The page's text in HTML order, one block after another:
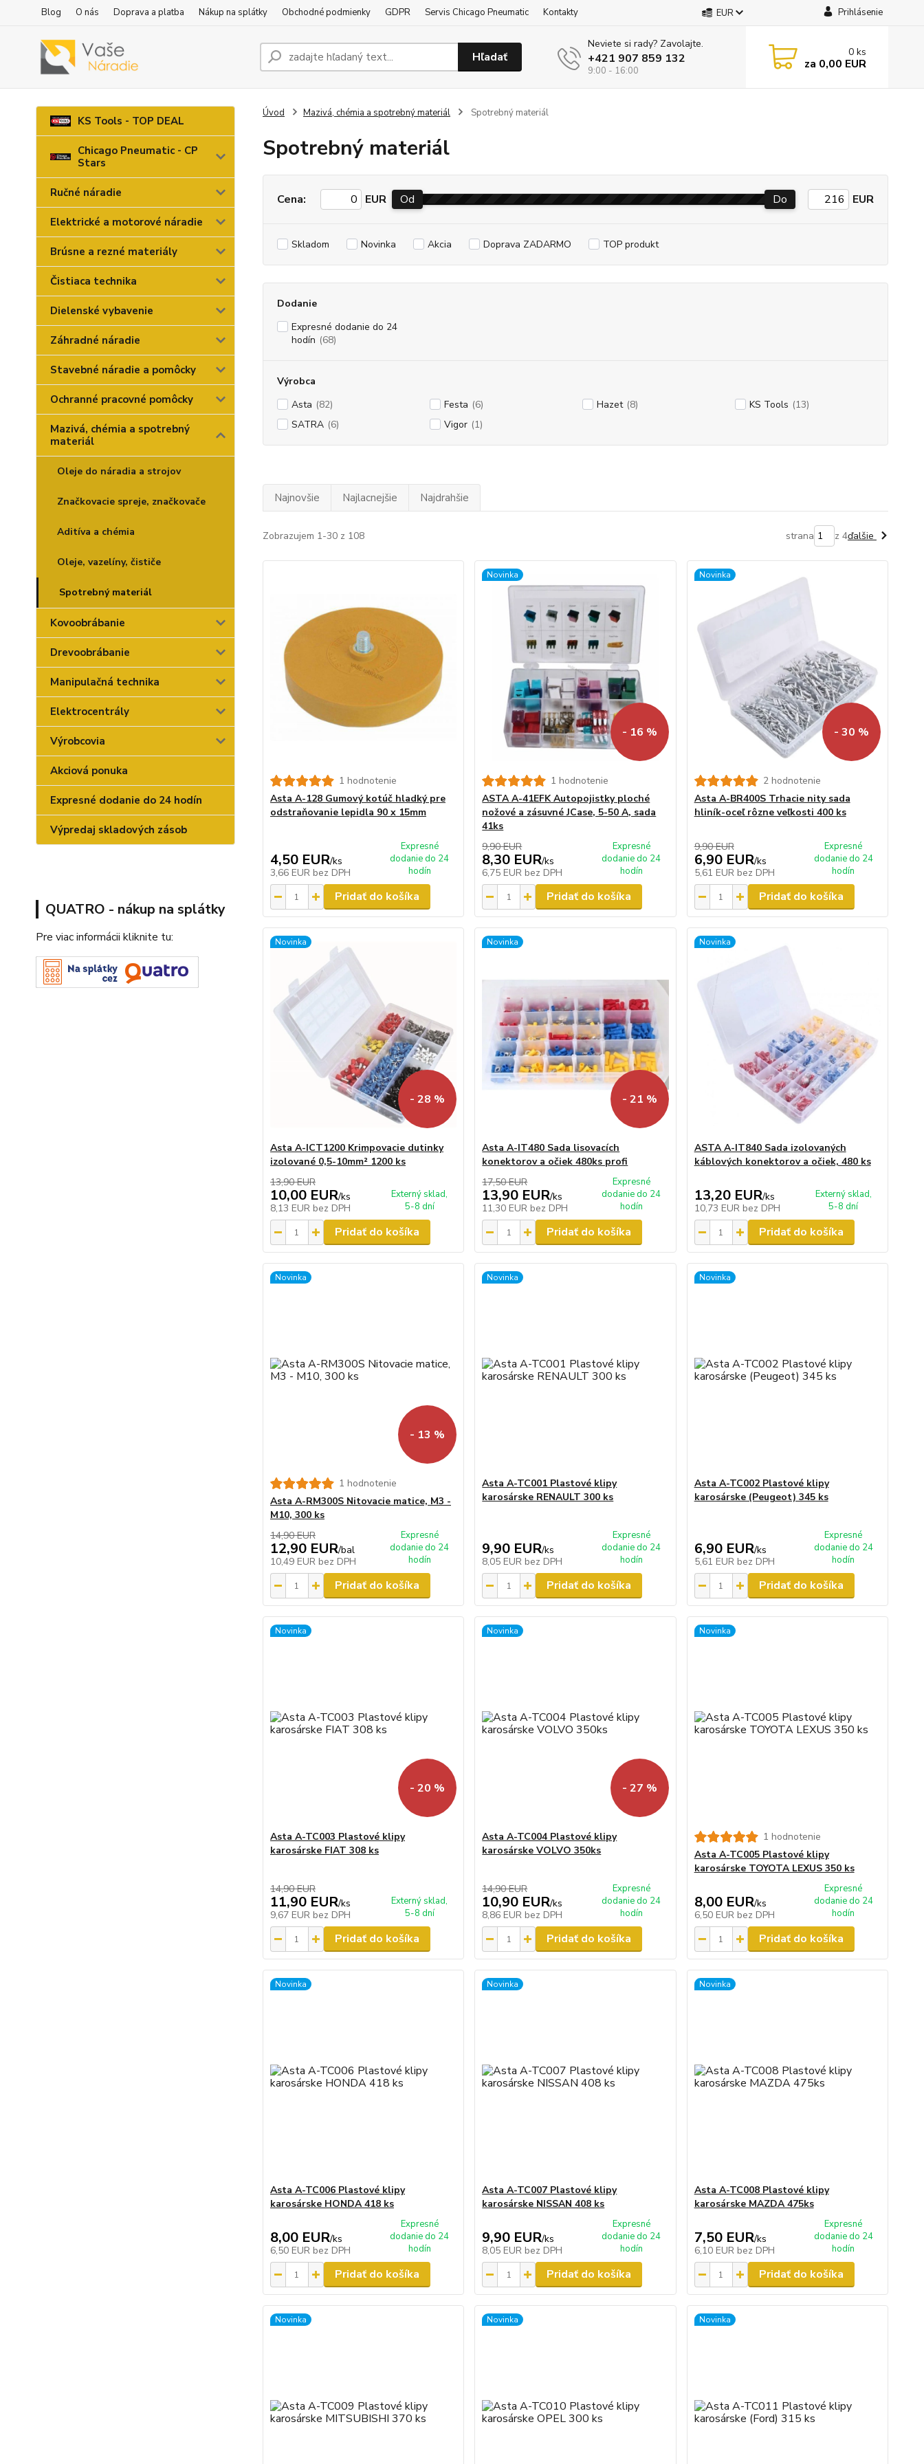
Blog O nás Doprava a platba Nákup na splátky Obchodné podmienky GDPR Servis Chicago Pneumatic Kontakty EUR Prihlásenie
Hľadať
Neviete si rady? Zavolajte.
+421 907 859 132
9:00 - 16:00
0 ks
za 0,00 EUR
KS Tools - TOP DEAL
Chicago Pneumatic - CP
Stars
Ručné náradie
Elektrické a motorové náradie
Brúsne a rezné materiály
Čistiaca technika
Dielenské vybavenie
Záhradné náradie
Stavebné náradie a pomôcky
Ochranné pracovné pomôcky
Mazivá, chémia a spotrebný
materiál
Oleje do náradia a strojov
Značkovacie spreje, značkovače
Aditíva a chémia
Oleje, vazelíny, čističe
Spotrebný materiál
Kovoobrábanie
Drevoobrábanie
Manipulačná technika
Elektrocentrály
Výrobcovia
Akciová ponuka
Expresné dodanie do 24 hodín
Výpredaj skladových zásob
QUATRO - nákup na splátky
Pre viac informácii kliknite tu:
Úvod Mazivá, chémia a spotrebný materiál Spotrebný materiál
Spotrebný materiál
Cena: EUR Od Do EUR
Skladom Novinka Akcia Doprava ZADARMO TOP produkt
Dodanie
Expresné dodanie do 24
hodín (68)
Výrobca
Asta (82) Festa (6) Hazet (8) KS Tools (13)
SATRA (6) Vigor (1)
Najnovšie Najlacnejšie Najdrahšie
Zobrazujem 1-30 z 108 strana z 4ďalšie
1 hodnotenie
Asta A-128 Gumový kotúč hladký pre
odstraňovanie lepidla 90 x 15mm
4,50 EUR/ks
3,66 EUR bez DPH
Expresné
dodanie do 24
hodín
Pridať do košíka
Novinka
- 16 %
1 hodnotenie
ASTA A-41EFK Autopojistky ploché
nožové a zásuvné JCase, 5-50 A, sada
41ks
9,90 EUR
8,30 EUR/ks
6,75 EUR bez DPH
Expresné
dodanie do 24
hodín
Pridať do košíka
Novinka
- 30 %
2 hodnotenie
Asta A-BR400S Trhacie nity sada
hliník-oceľ rôzne veľkosti 400 ks
9,90 EUR
6,90 EUR/ks
5,61 EUR bez DPH
Expresné
dodanie do 24
hodín
Pridať do košíka
Novinka
- 28 %
Asta A-ICT1200 Krimpovacie dutinky
izolované 0,5-10mm² 1200 ks
13,90 EUR
10,00 EUR/ks
8,13 EUR bez DPH
Externý sklad,
5-8 dní
Pridať do košíka
Novinka
- 21 %
Asta A-IT480 Sada lisovacích
konektorov a očiek 480ks profi
17,50 EUR
13,90 EUR/ks
11,30 EUR bez DPH
Expresné
dodanie do 24
hodín
Pridať do košíka
Novinka
ASTA A-IT840 Sada izolovaných
káblových konektorov a očiek, 480 ks
13,20 EUR/ks
10,73 EUR bez DPH
Externý sklad,
5-8 dní
Pridať do košíka
Novinka
- 13 %
1 hodnotenie
Asta A-RM300S Nitovacie matice, M3 -
M10, 300 ks
14,90 EUR
12,90 EUR/bal
10,49 EUR bez DPH
Expresné
dodanie do 24
hodín
Pridať do košíka
Novinka
Asta A-TC001 Plastové klipy
karosárske RENAULT 300 ks
9,90 EUR/ks
8,05 EUR bez DPH
Expresné
dodanie do 24
hodín
Pridať do košíka
Novinka
Asta A-TC002 Plastové klipy
karosárske (Peugeot) 345 ks
6,90 EUR/ks
5,61 EUR bez DPH
Expresné
dodanie do 24
hodín
Pridať do košíka
Novinka
- 20 %
Asta A-TC003 Plastové klipy
karosárske FIAT 308 ks
14,90 EUR
11,90 EUR/ks
9,67 EUR bez DPH
Externý sklad,
5-8 dní
Pridať do košíka
Novinka
- 27 %
Asta A-TC004 Plastové klipy
karosárske VOLVO 350ks
14,90 EUR
10,90 EUR/ks
8,86 EUR bez DPH
Expresné
dodanie do 24
hodín
Pridať do košíka
Novinka
1 hodnotenie
Asta A-TC005 Plastové klipy
karosárske TOYOTA LEXUS 350 ks
8,00 EUR/ks
6,50 EUR bez DPH
Expresné
dodanie do 24
hodín
Pridať do košíka
Novinka
Asta A-TC006 Plastové klipy
karosárske HONDA 418 ks
8,00 EUR/ks
6,50 EUR bez DPH
Expresné
dodanie do 24
hodín
Pridať do košíka
Novinka
Asta A-TC007 Plastové klipy
karosárske NISSAN 408 ks
9,90 EUR/ks
8,05 EUR bez DPH
Expresné
dodanie do 24
hodín
Pridať do košíka
Novinka
Asta A-TC008 Plastové klipy
karosárske MAZDA 475ks
7,50 EUR/ks
6,10 EUR bez DPH
Expresné
dodanie do 24
hodín
Pridať do košíka
Novinka Novinka Novinka